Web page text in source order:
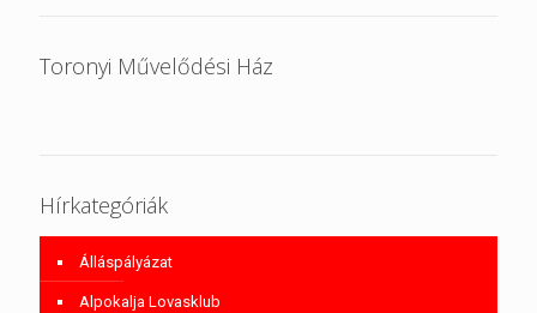
Toronyi Művelődési Ház
Hírkategóriák
Álláspályázat
Alpokalja Lovasklub